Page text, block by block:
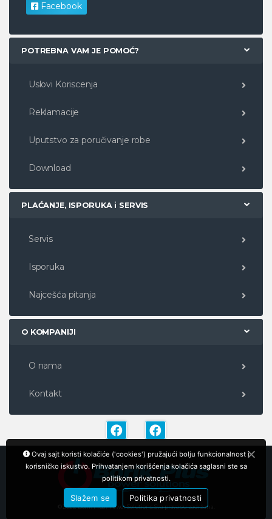
Facebook
POTREBNA VAM JE POMOĆ?
Uslovi Koriscenja
Reklamacije
Uputstvo za poručivanje robe
Download
PLAĆANJE, ISPORUKA i SERVIS
Servis
Isporuka
Najcešća pitanja
O KOMPANIJI
O nama
Kontakt
Ovaj sajt koristi kolačiće ('cookies') pružajući bolju funkcionalnost i
korisničko iskustvo. Prihvatanjem korišćenja kolačića saglasni ste sa
politikom privatnosti.
Slažem se Politika privatnosti